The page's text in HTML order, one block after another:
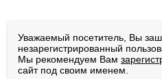
Уважаемый посетитель, Вы
незарегистрированный
Мы рекомендуем Вам
сайт под своим именем.